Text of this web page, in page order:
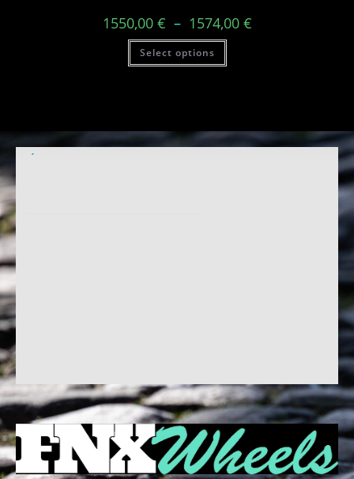
1550,00 € – 1574,00 €
Select options